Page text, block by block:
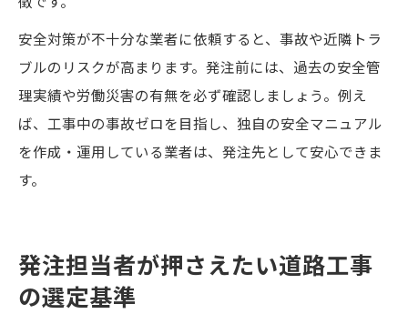
安全対策が不十分な業者に依頼すると、事故や近隣トラ
ブルのリスクが高まります。発注前には、過去の安全管
理実績や労働災害の有無を必ず確認しましょう。例え
ば、工事中の事故ゼロを目指し、独自の安全マニュアル
を作成・運用している業者は、発注先として安心できま
す。
発注担当者が押さえたい道路工事
の選定基準